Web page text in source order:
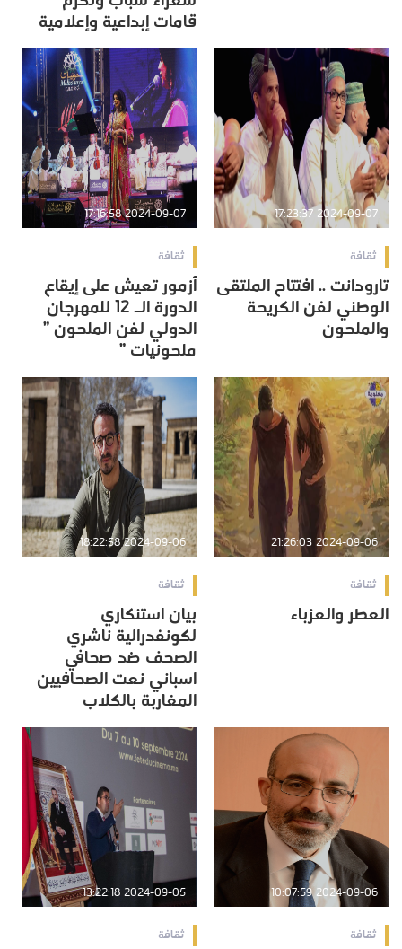
قامات إبداعية وإعلامية
2024-09-07 17:23:37
ثقافة
تارودانت .. افتتاح الملتقى
الوطني لفن الكريحة
والملحون
2024-09-07 17:16:58
ثقافة
أزمور تعيش على إيقاع
الدورة الـ 12 للمهرجان
الدولي لفن الملحون ”
ملحونيات ”
2024-09-06 21:26:03
ثقافة
العطر والعزباء
2024-09-06 18:22:58
ثقافة
بيان استنكاري
لكونفدرالية ناشري
الصحف ضد صحافي
اسباني نعت الصحافيين
المغاربة بالكلاب
2024-09-06 10:07:59
ثقافة
2024-09-05 13:22:18
ثقافة